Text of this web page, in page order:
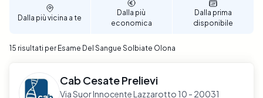
professionalità e convenienza.
Dalla più vicina a te
Dalla più
economica
Dalla prima
disponibile
15 risultati per Esame Del Sangue Solbiate Olona
Cab Cesate Prelievi
Via Suor Innocente Lazzarotto 10 - 20031